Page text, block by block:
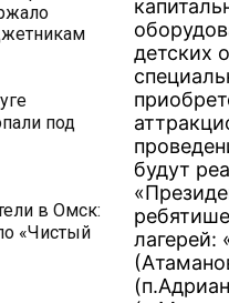
под
в Омск:
«Чистый
детских
будут
лагерей: